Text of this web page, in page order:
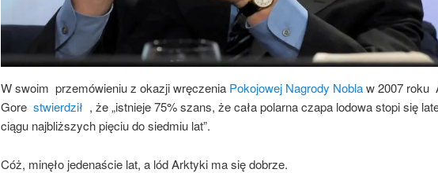
W swoim przemówieniu z okazji wręczenia Pokojowej Nagrody Noblaw 2007 roku
Gore stwierdził , że „istnieje 75% szans, że cała polarna czapa lodowa stopi się
ciągu najbliższych pięciu do siedmiu lat”.
Cóż, minęło jedenaście lat, a lód Arktyki ma się dobrze.